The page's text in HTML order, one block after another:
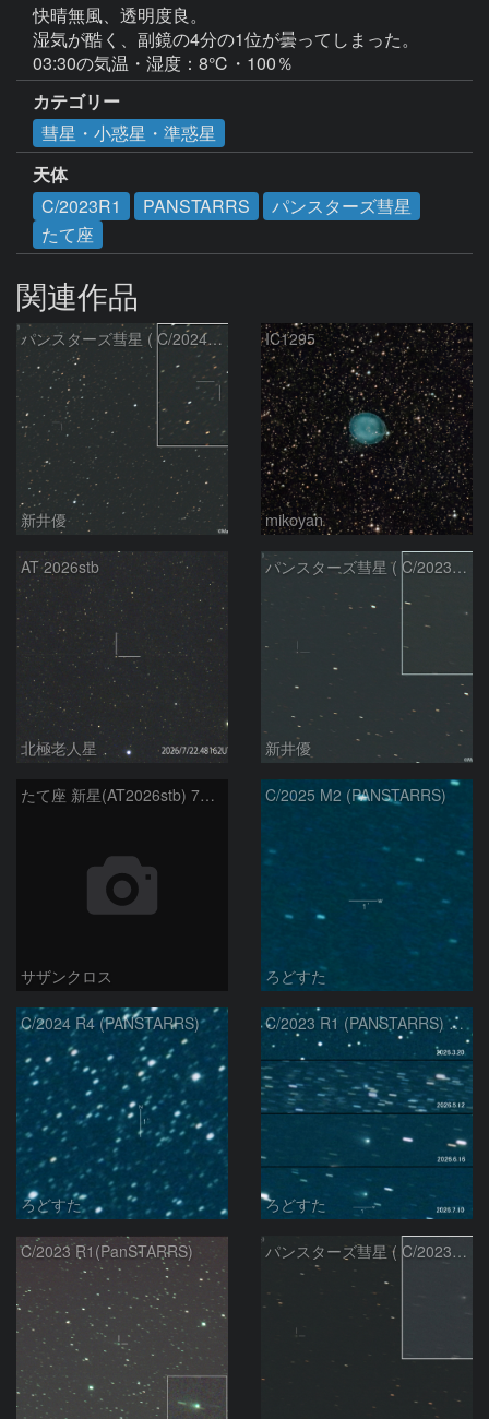
快晴無風、透明度良。
湿気が酷く、副鏡の4分の1位が曇ってしまった。
03:30の気温・湿度：8℃・100％
カテゴリー
彗星・小惑星・準惑星
天体
C/2023R1
PANSTARRS
パンスターズ彗星
たて座
関連作品
パンスターズ彗星 ( C/2024R4 )：2026/07/27
新井優
IC1295
mikoyan
AT 2026stb
北極老人星
パンスターズ彗星 ( C/2023R1 )：2026/07/09
新井優
たて座 新星(AT2026stb) 7月14日 Seestar50
サザンクロス
C/2025 M2 (PANSTARRS)
ろどすた
C/2024 R4 (PANSTARRS)
ろどすた
C/2023 R1 (PANSTARRS) の変化
ろどすた
C/2023 R1(PanSTARRS) パンスターズ彗星 ( C/2023R1 ) ：2026/07/08